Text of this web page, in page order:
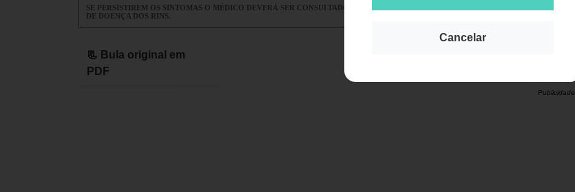
Cancelar
SE PERSISTIREM OS SINTOMAS O MÉDICO DEVERÁ SER CONSULTADO. NÃO USE ESTE MEDICAMENTO EM CASO
DE DOENÇA DOS RINS.
📃 Bula original em
PDF
Publicidade